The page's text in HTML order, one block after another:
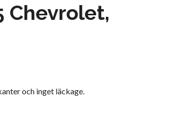
Chevrolet,
och inget läckage.